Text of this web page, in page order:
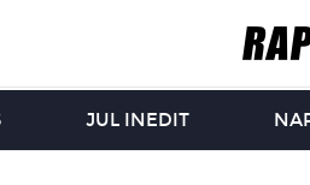
JUL INEDIT